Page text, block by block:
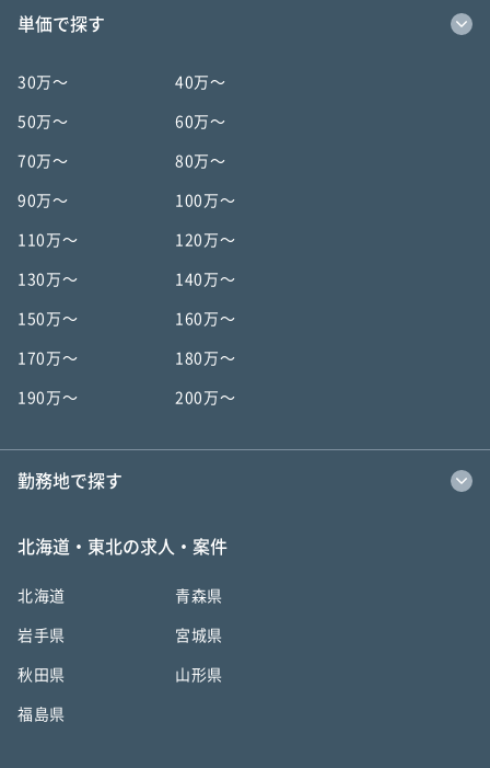
単価で探す
30万〜 40万〜
50万〜 60万〜
70万〜 80万〜
90万〜 100万〜
110万〜 120万〜
130万〜 140万〜
150万〜 160万〜
170万〜 180万〜
190万〜 200万〜
勤務地で探す
北海道・東北の求人・案件
北海道 青森県
岩手県 宮城県
秋田県 山形県
福島県